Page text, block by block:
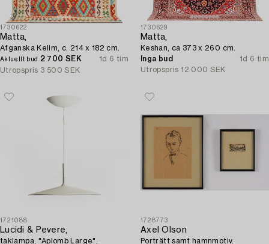
1730622
Matta,
Afganska Kelim, c. 214 x 182 cm.
Aktuellt bud 2 700 SEK
1d 6 tim
Utropspris 3 500 SEK
1730629
Matta,
Keshan, ca 373 x 260 cm.
Inga bud
1d 6 tim
Utropspris 12 000 SEK
1721088
Lucidi & Pevere,
taklampa, "Aplomb Large",
1728773
Axel Olson
Porträtt samt hamnmotiv.